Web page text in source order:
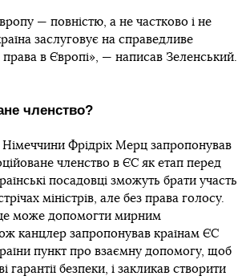
— повністю, а не частково і не
заслуговує на справедливе
права в Європі», — написав Зеленський.
членство?
Німеччини Фрідріх Мерц запропонував
членство в ЄС як етап перед
посадовці зможуть брати участь
міністрів, але без права голосу.
може допомогти мирним
канцлер запропонував країнам ЄС
пункт про взаємну допомогу, щоб
гарантії безпеки, і закликав створити